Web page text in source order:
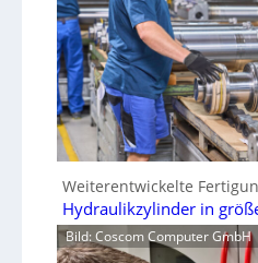
Weiterentwickelte
Hydraulikzylinder in
Bild: Coscom Computer GmbH